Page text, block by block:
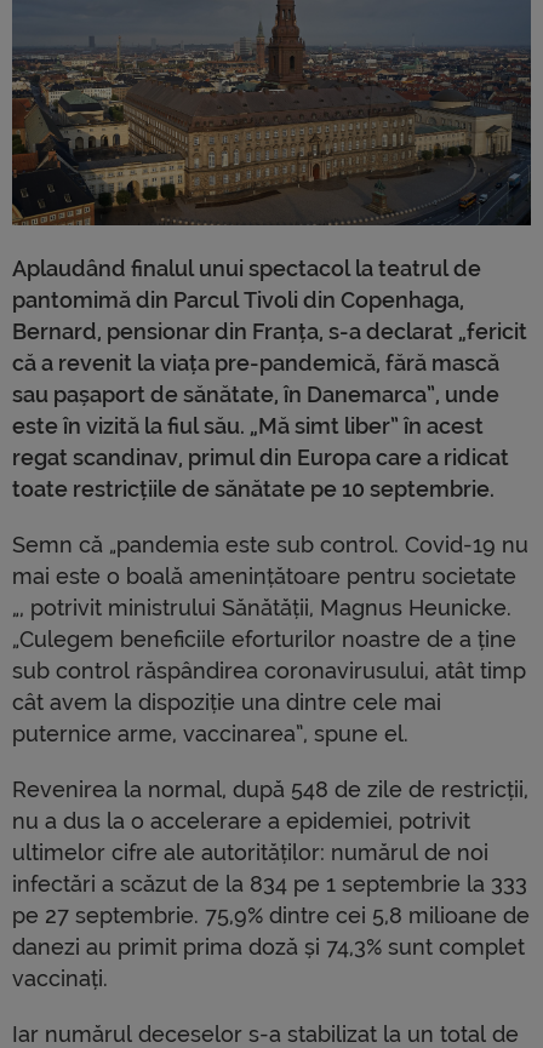
Aplaudând finalul unui spectacol la teatrul de
pantomimă din Parcul Tivoli din Copenhaga,
Bernard, pensionar din Franța, s-a declarat „fericit
că a revenit la viața pre-pandemică, fără mască
sau pașaport de sănătate, în Danemarca”, unde
este în vizită la fiul său. „Mă simt liber” în acest
regat scandinav, primul din Europa care a ridicat
toate restricțiile de sănătate pe 10 septembrie.
Semn că „pandemia este sub control. Covid-19 nu
mai este o boală amenințătoare pentru societate
„, potrivit ministrului Sănătății, Magnus Heunicke.
„Culegem beneficiile eforturilor noastre de a ține
sub control răspândirea coronavirusului, atât timp
cât avem la dispoziție una dintre cele mai
puternice arme, vaccinarea”, spune el.
Revenirea la normal, după 548 de zile de restricții,
nu a dus la o accelerare a epidemiei, potrivit
ultimelor cifre ale autorităților: numărul de noi
infectări a scăzut de la 834 pe 1 septembrie la 333
pe 27 septembrie. 75,9% dintre cei 5,8 milioane de
danezi au primit prima doză și 74,3% sunt complet
vaccinați.
Iar numărul deceselor s-a stabilizat la un total de